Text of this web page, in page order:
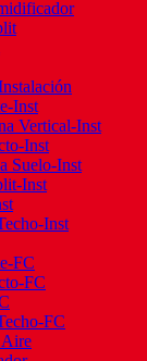
Inst
Vertical-Inst
Inst
Suelo-Inst
Inst
Inst
FC
FC
FC